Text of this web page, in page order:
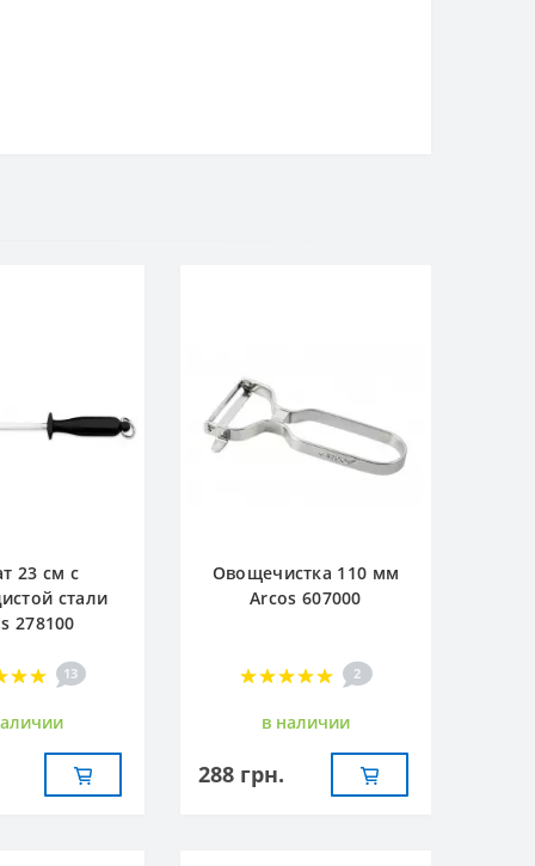
23 см с
стали
278100
13
Овощечистка 110 мм
Arcos 607000
2
в наличии
288 грн.